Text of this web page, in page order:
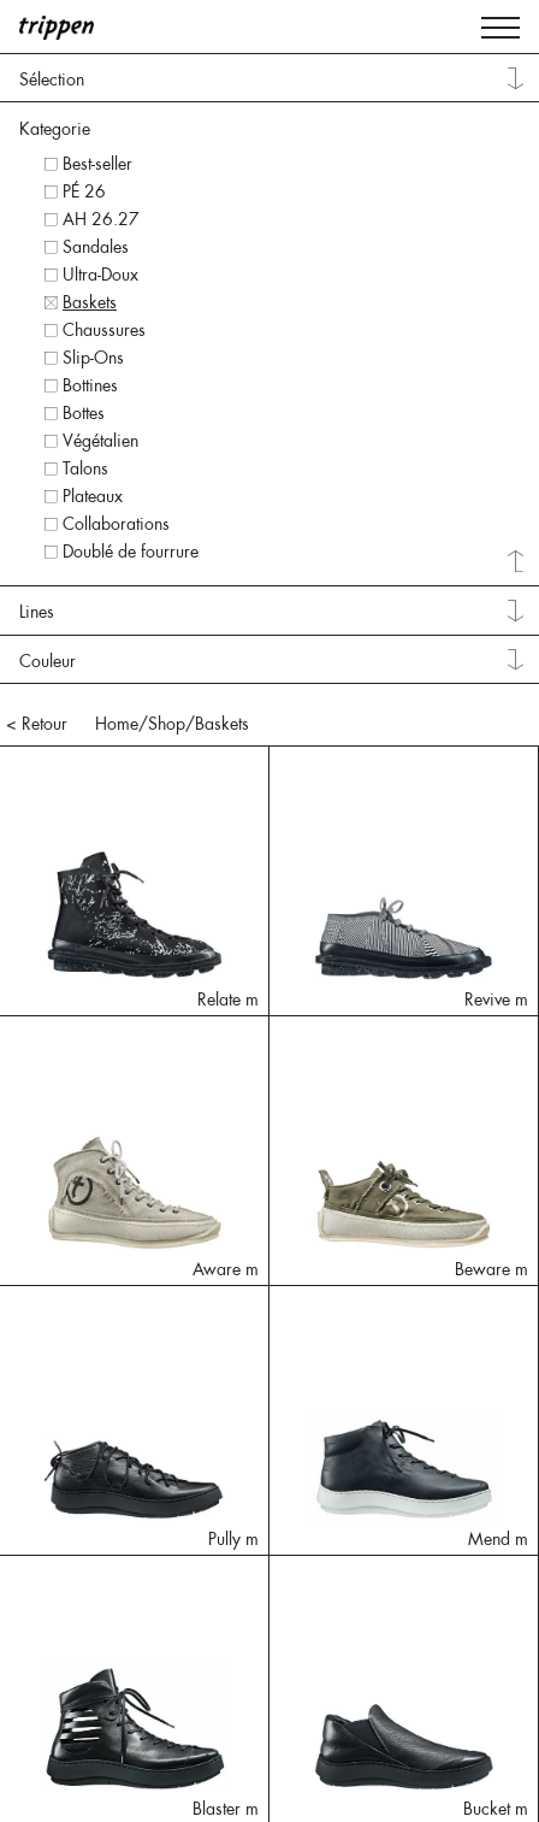
Sélection
Kategorie
Best-seller
PÉ 26
AH 26.27
Sandales
Ultra-Doux
Baskets
Chaussures
Slip-Ons
Bottines
Bottes
Végétalien
Talons
Plateaux
Collaborations
Doublé de fourrure
Lines
Couleur
< Retour Home/Shop/Baskets
Relate m Revive m
Aware m Beware m
Pully m Mend m
Blaster m Bucket m